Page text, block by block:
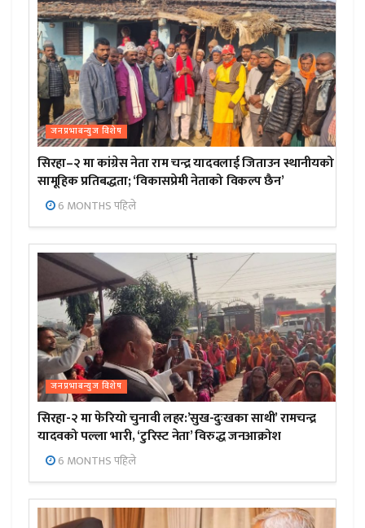
जनप्रभाबन्युज विशेष
सिरहा–२ मा कांग्रेस नेता राम चन्द्र यादवलाई जिताउन स्थानीयको
सामूहिक प्रतिबद्धता; ‘विकासप्रेमी नेताको विकल्प छैन’
6 MONTHS पहिले
जनप्रभाबन्युज विशेष
सिरहा-२ मा फेरियो चुनावी लहर:’सुख-दुःखका साथी’ रामचन्द्र
यादवको पल्ला भारी, ‘टुरिस्ट नेता’ विरुद्ध जनआक्रोश
6 MONTHS पहिले